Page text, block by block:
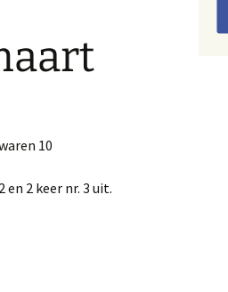
10
2 keer nr. 3 uit.